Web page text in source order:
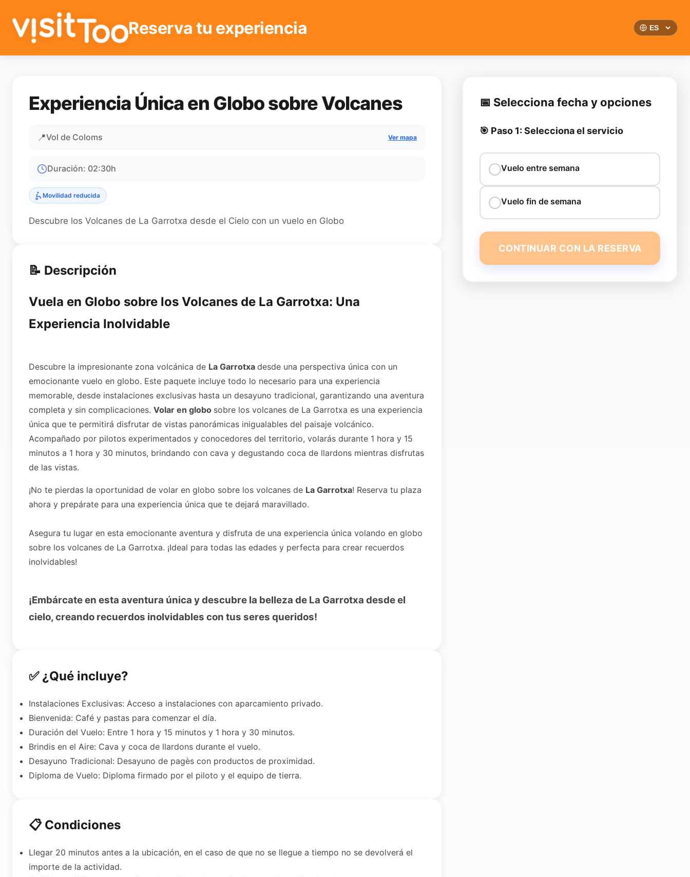
Reserva tu experiencia
Experiencia Única en Globo sobre Volcanes
📍Vol de Coloms Ver mapa
Duración: 02:30h
Movilidad reducida
Descubre los Volcanes de La Garrotxa desde el Cielo con un vuelo en Globo
📝 Descripción
Vuela en Globo sobre los Volcanes de La Garrotxa: Una
Experiencia Inolvidable
Descubre la impresionante zona volcánica de La Garrotxa desde una perspectiva única con un
emocionante vuelo en globo. Este paquete incluye todo lo necesario para una experiencia
memorable, desde instalaciones exclusivas hasta un desayuno tradicional, garantizando una aventura
completa y sin complicaciones. Volar en globo sobre los volcanes de La Garrotxa es una experiencia
única que te permitirá disfrutar de vistas panorámicas inigualables del paisaje volcánico.
Acompañado por pilotos experimentados y conocedores del territorio, volarás durante 1 hora y 15
minutos a 1 hora y 30 minutos, brindando con cava y degustando coca de llardons mientras disfrutas
de las vistas.
¡No te pierdas la oportunidad de volar en globo sobre los volcanes de La Garrotxa! Reserva tu plaza
ahora y prepárate para una experiencia única que te dejará maravillado.
Asegura tu lugar en esta emocionante aventura y disfruta de una experiencia única volando en globo
sobre los volcanes de La Garrotxa. ¡Ideal para todas las edades y perfecta para crear recuerdos
inolvidables!
¡Embárcate en esta aventura única y descubre la belleza de La Garrotxa desde el
cielo, creando recuerdos inolvidables con tus seres queridos!
✅ ¿Qué incluye?
Instalaciones Exclusivas: Acceso a instalaciones con aparcamiento privado.
Bienvenida: Café y pastas para comenzar el día.
Duración del Vuelo: Entre 1 hora y 15 minutos y 1 hora y 30 minutos.
Brindis en el Aire: Cava y coca de llardons durante el vuelo.
Desayuno Tradicional: Desayuno de pagès con productos de proximidad.
Diploma de Vuelo: Diploma firmado por el piloto y el equipo de tierra.
📋 Condiciones
Llegar 20 minutos antes a la ubicación, en el caso de que no se llegue a tiempo no se devolverá el
importe de la actividad.
📅 Selecciona fecha y opciones
🎯 Paso 1: Selecciona el servicio
Vuelo entre semana
Vuelo fin de semana
CONTINUAR CON LA RESERVA